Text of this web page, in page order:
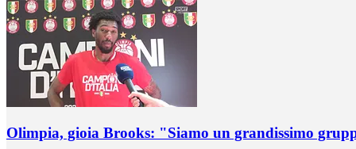
Olimpia, gioia Brooks: "Siamo un grandissimo